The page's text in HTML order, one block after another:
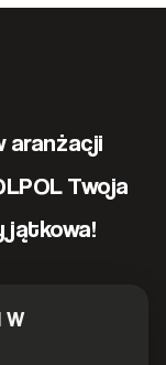
aranżacji
Twoja
W